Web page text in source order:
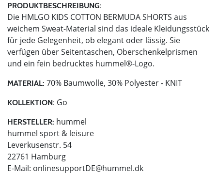
PRODUKTBESCHREIBUNG:
Die HMLGO KIDS COTTON BERMUDA SHORTS aus
weichem Sweat-Material sind das ideale Kleidungsstück
für jede Gelegenheit, ob elegant oder lässig. Sie
verfügen über Seitentaschen, Oberschenkelprismen
und ein fein bedrucktes hummel®-Logo.
MATERIAL: 70% Baumwolle, 30% Polyester - KNIT
KOLLEKTION: Go
HERSTELLER: hummel
hummel sport & leisure
Leverkusenstr. 54
22761 Hamburg
E-Mail: onlinesupportDE@hummel.dk